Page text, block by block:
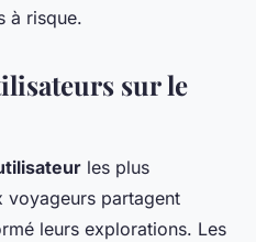
à risque.
sur le
les plus
voyageurs partagent
leurs explorations. Les